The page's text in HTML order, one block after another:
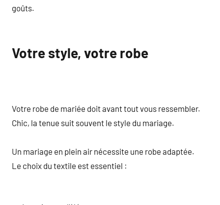
goûts.
Votre style, votre robe
Votre robe de mariée doit avant tout vous ressembler.
Chic, la tenue suit souvent le style du mariage.
Un mariage en plein air nécessite une robe adaptée.
Le choix du textile est essentiel :